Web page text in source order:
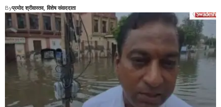
Byप्रमोद श्रीवास्तव, विशेष संवाददाता